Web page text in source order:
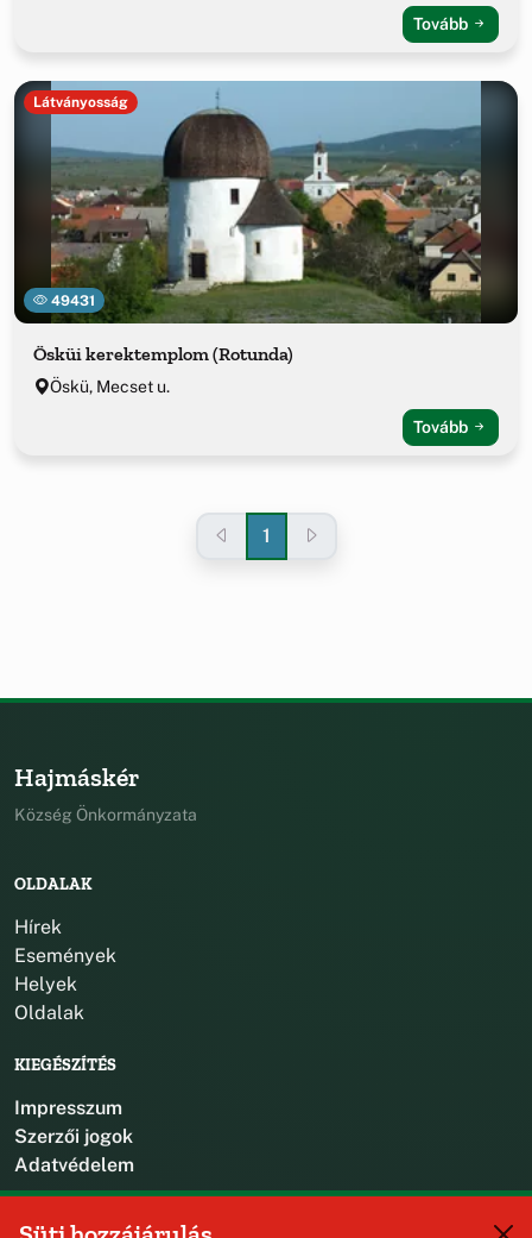
Tovább
49431
Látványosság
Ösküi kerektemplom (Rotunda)
Öskü, Mecset u.
Tovább
1
Hajmáskér
Község Önkormányzata
OLDALAK
Hírek
Események
Helyek
Oldalak
KIEGÉSZÍTÉS
Impresszum
Szerzői jogok
Adatvédelem